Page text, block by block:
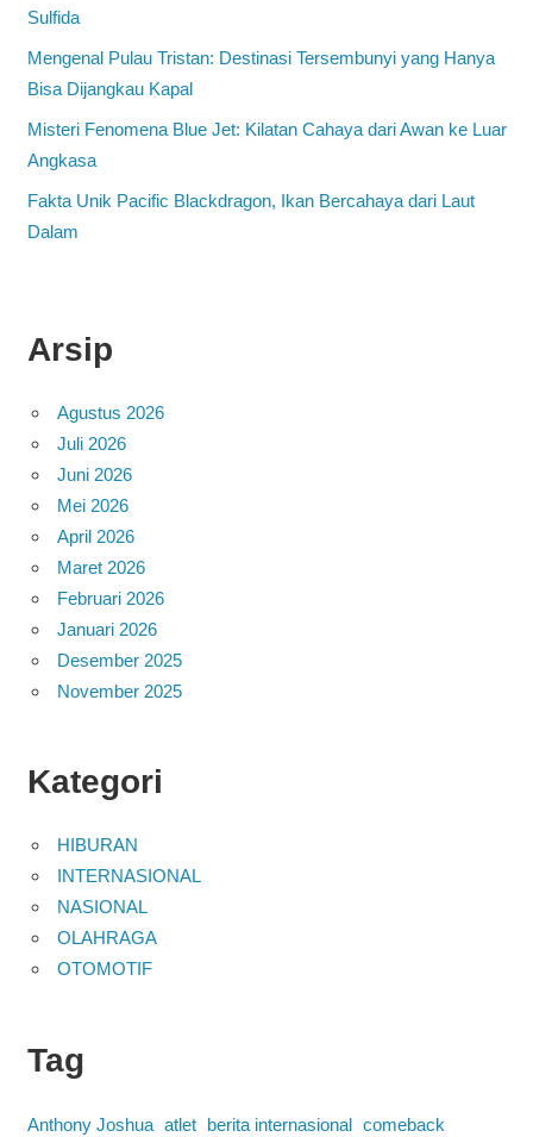
Sulfida
Mengenal Pulau Tristan: Destinasi Tersembunyi yang Hanya
Bisa Dijangkau Kapal
Misteri Fenomena Blue Jet: Kilatan Cahaya dari Awan ke Luar
Angkasa
Fakta Unik Pacific Blackdragon, Ikan Bercahaya dari Laut
Dalam
Arsip
Agustus 2026
Juli 2026
Juni 2026
Mei 2026
April 2026
Maret 2026
Februari 2026
Januari 2026
Desember 2025
November 2025
Kategori
HIBURAN
INTERNASIONAL
NASIONAL
OLAHRAGA
OTOMOTIF
Tag
Anthony Joshua atlet berita internasional comeback